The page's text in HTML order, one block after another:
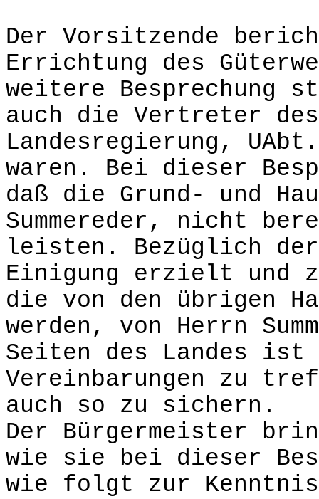
Der Vorsitzende
Errichtung des
weitere Besprechung
auch die Vertreter
Landesregierung,
waren. Bei dieser
daß die Grund- und
Summereder, nicht
leisten. Bezüglich der
Einigung erzielt und
die von den übrigen
werden, von Herrn
Seiten des Landes
Vereinbarungen zu
auch so zu sichern.
Der Bürgermeister
wie sie bei dieser
wie folgt zur